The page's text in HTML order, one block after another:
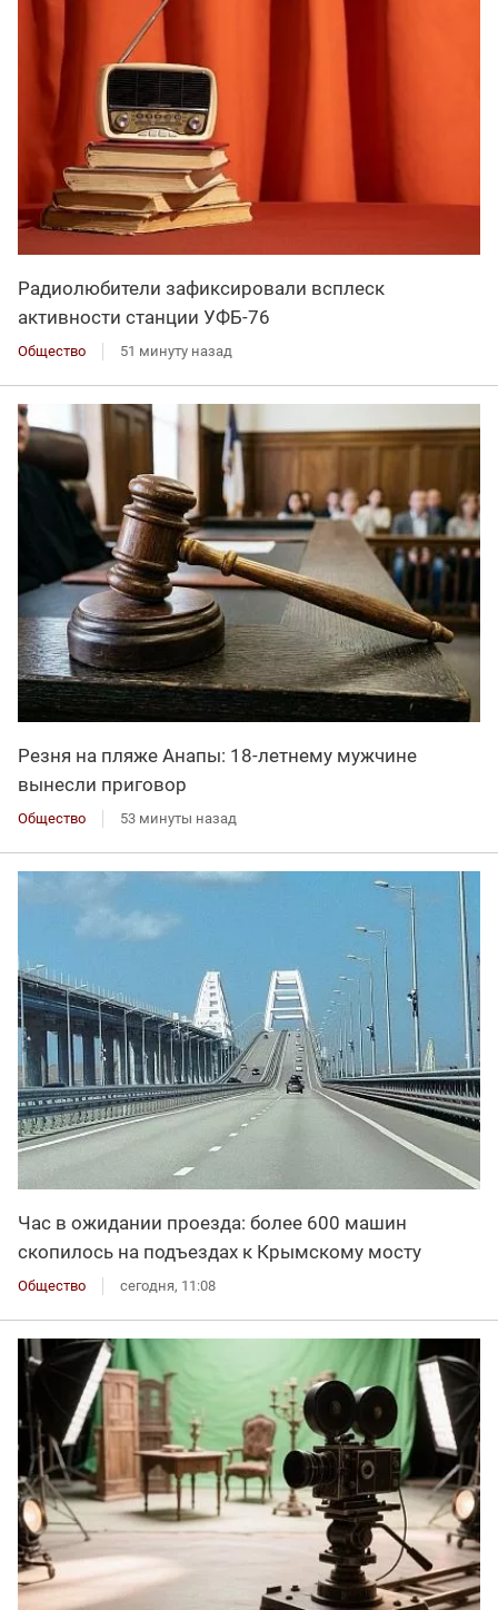
Радиолюбители зафиксировали всплеск
активности станции УФБ-76
Общество 51 минуту назад
Резня на пляже Анапы: 18-летнему мужчине
вынесли приговор
Общество 53 минуты назад
Час в ожидании проезда: более 600 машин
скопилось на подъездах к Крымскому мосту
Общество сегодня, 11:08